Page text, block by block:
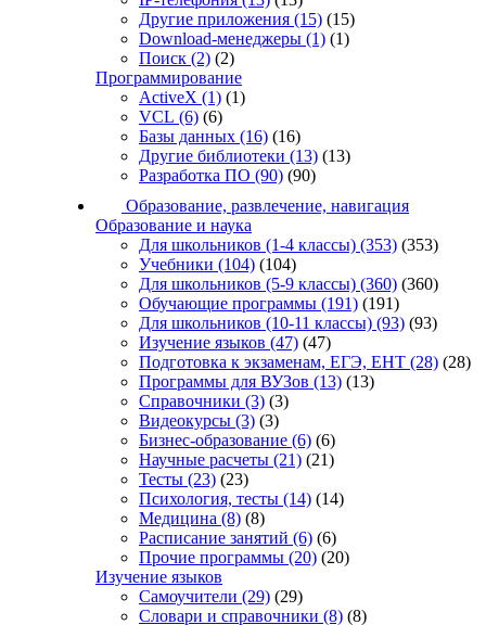
Другие приложения (15) (15)
Download-менеджеры (1) (1)
Поиск (2) (2)
Программирование
ActiveX (1) (1)
VCL (6) (6)
Базы данных (16) (16)
Другие библиотеки (13) (13)
Разработка ПО (90) (90)
Образование, развлечение, навигация
Образование и наука
Для школьников (1-4 классы) (353) (353)
Учебники (104) (104)
Для школьников (5-9 классы) (360) (360)
Обучающие программы (191) (191)
Для школьников (10-11 классы) (93) (93)
Изучение языков (47) (47)
Подготовка к экзаменам, ЕГЭ, ЕНТ (28) (28)
Программы для ВУЗов (13) (13)
Справочники (3) (3)
Видеокурсы (3) (3)
Бизнес-образование (6) (6)
Научные расчеты (21) (21)
Тесты (23) (23)
Психология, тесты (14) (14)
Медицина (8) (8)
Расписание занятий (6) (6)
Прочие программы (20) (20)
Изучение языков
Самоучители (29) (29)
Словари и справочники (8) (8)